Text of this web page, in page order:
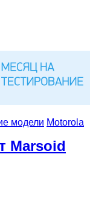
модели Motorola
Marsoid